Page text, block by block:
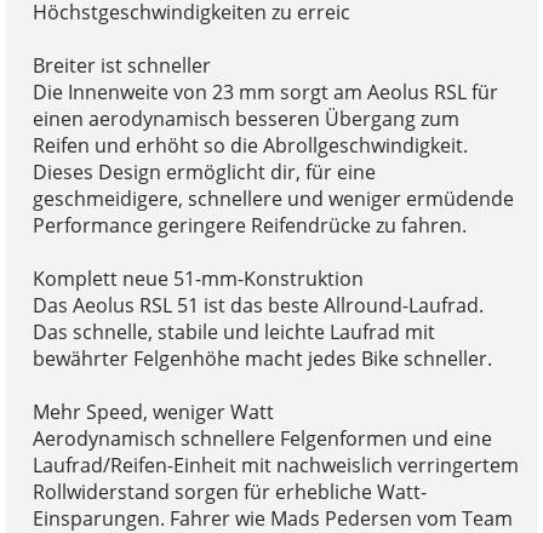
Höchstgeschwindigkeiten zu erreic
Breiter ist schneller
Die Innenweite von 23 mm sorgt am Aeolus RSL für
einen aerodynamisch besseren Übergang zum
Reifen und erhöht so die Abrollgeschwindigkeit.
Dieses Design ermöglicht dir, für eine
geschmeidigere, schnellere und weniger ermüdende
Performance geringere Reifendrücke zu fahren.
Komplett neue 51-mm-Konstruktion
Das Aeolus RSL 51 ist das beste Allround-Laufrad.
Das schnelle, stabile und leichte Laufrad mit
bewährter Felgenhöhe macht jedes Bike schneller.
Mehr Speed, weniger Watt
Aerodynamisch schnellere Felgenformen und eine
Laufrad/Reifen-Einheit mit nachweislich verringertem
Rollwiderstand sorgen für erhebliche Watt-
Einsparungen. Fahrer wie Mads Pedersen vom Team